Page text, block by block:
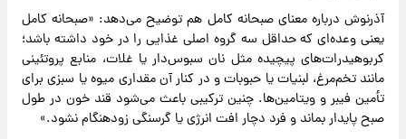
آذرنوش درباره معنای صبحانه کامل هم توضیح می‌دهد: «صبحانه کامل
یعنی وعده‌ای که حداقل سه گروه اصلی غذایی را در خود داشته باشد؛
کربوهیدرات‌های پیچیده مثل نان سبوس‌دار یا غلات، منابع پروتئینی
مانند تخم‌مرغ، لبنیات یا حبوبات و در کنار آن مقداری میوه یا سبزی برای
تأمین فیبر و ویتامین‌ها. چنین ترکیبی باعث می‌شود قند خون در طول
صبح پایدار بماند و فرد دچار افت انرژی یا گرسنگی زودهنگام نشود.»